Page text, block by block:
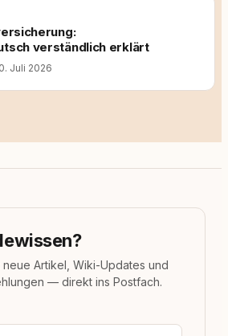
verständlich erklärt
Juli 2026
neue Artikel, Wiki-Updates und
— direkt ins Postfach.